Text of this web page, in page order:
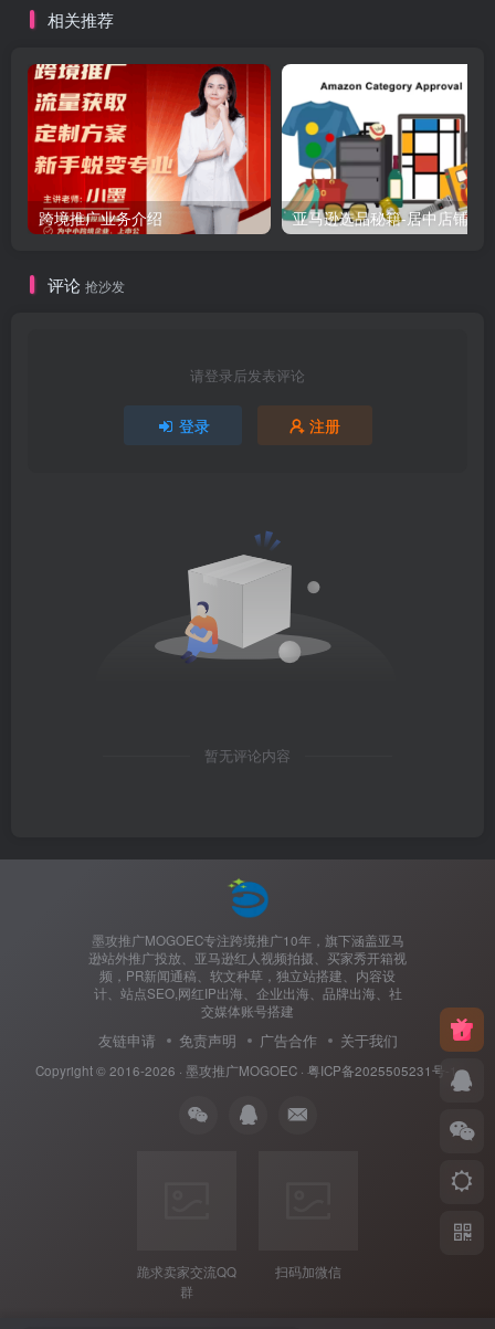
相关推荐
跨境推广业务介绍
评论 抢沙发
请登录后发表评论
登录 注册
暂无评论内容
墨攻推广MOGOEC专注跨境推广10年，旗下涵盖亚马
逊站外推广投放、亚马逊红人视频拍摄、买家秀开箱视
频，PR新闻通稿、软文种草，独立站搭建、内容设
计、站点SEO,网红IP出海、企业出海、品牌出海、社
交媒体账号搭建
友链申请 免责声明 广告合作 关于我们
Copyright © 2016-2026 · 墨攻推广MOGOEC· 粤ICP备2025505231号-1.
跪求卖家交流QQ
群
扫码加微信